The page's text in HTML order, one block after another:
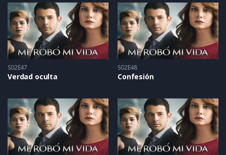
S02E47
Verdad oculta
S02E48
Confesión